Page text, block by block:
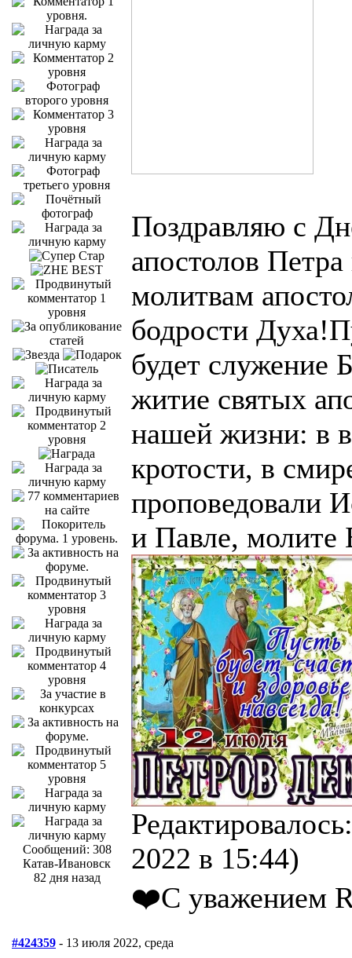
Сообщений: 308
Катав-Ивановск
82 дня назад
Поздравляю с
апостолов
молитвам
бодрости
будет служение
житие святых
нашей жизни: в
кротости, в
проповедовали
и Павле, молите
2022 в 15:44)
❤️С уважением
#424359 - 13 июля 2022, среда